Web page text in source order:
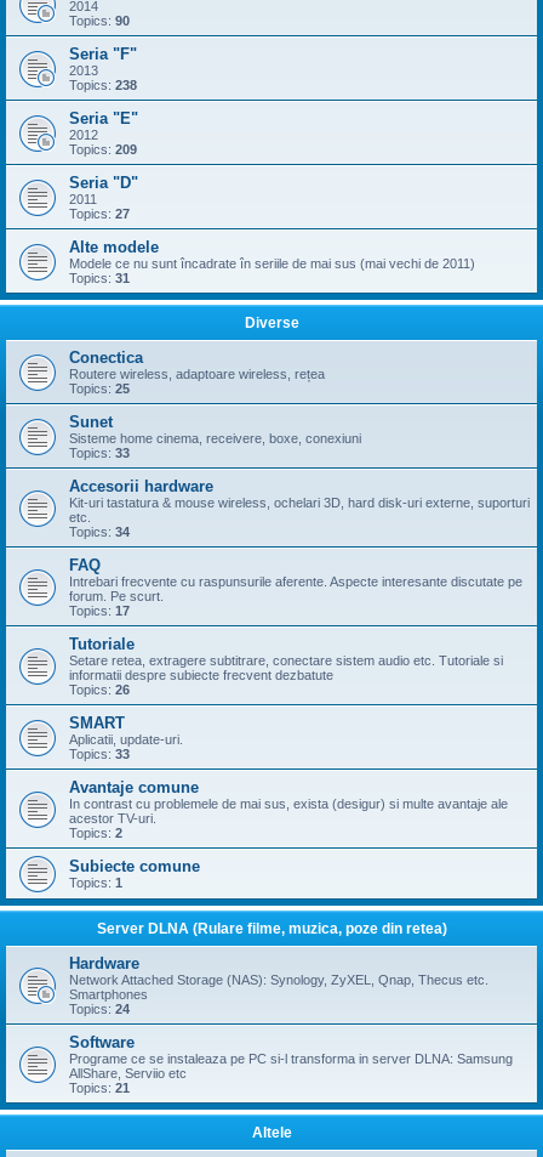
2014
Topics: 90
Seria "F"
2013
Topics: 238
Seria "E"
2012
Topics: 209
Seria "D"
2011
Topics: 27
Alte modele
Modele ce nu sunt încadrate în seriile de mai sus (mai vechi de 2011)
Topics: 31
Diverse
Conectica
Routere wireless, adaptoare wireless, rețea
Topics: 25
Sunet
Sisteme home cinema, receivere, boxe, conexiuni
Topics: 33
Accesorii hardware
Kit-uri tastatura & mouse wireless, ochelari 3D, hard disk-uri externe, suporturi
etc.
Topics: 34
FAQ
Intrebari frecvente cu raspunsurile aferente. Aspecte interesante discutate pe
forum. Pe scurt.
Topics: 17
Tutoriale
Setare retea, extragere subtitrare, conectare sistem audio etc. Tutoriale si
informatii despre subiecte frecvent dezbatute
Topics: 26
SMART
Aplicatii, update-uri.
Topics: 33
Avantaje comune
In contrast cu problemele de mai sus, exista (desigur) si multe avantaje ale
acestor TV-uri.
Topics: 2
Subiecte comune
Topics: 1
Server DLNA (Rulare filme, muzica, poze din retea)
Hardware
Network Attached Storage (NAS): Synology, ZyXEL, Qnap, Thecus etc.
Smartphones
Topics: 24
Software
Programe ce se instaleaza pe PC si-l transforma in server DLNA: Samsung
AllShare, Serviio etc
Topics: 21
Altele